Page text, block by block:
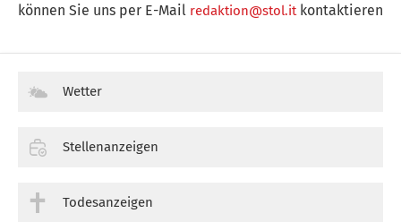
können Sie uns per E-Mail redaktion@stol.itkontaktieren
Wetter
Stellenanzeigen
Todesanzeigen